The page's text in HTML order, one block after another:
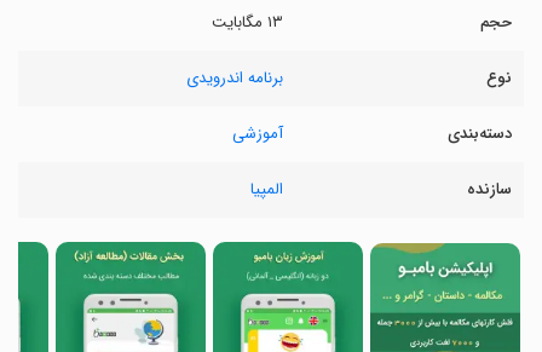
حجم ۱۳ مگابایت
نوع برنامه اندرویدی
دسته‌بندی آموزشی
سازنده المپیا